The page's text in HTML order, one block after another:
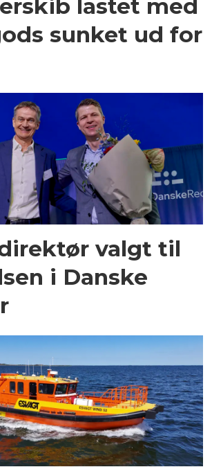
lastet med
sunket ud for
valgt til
i Danske